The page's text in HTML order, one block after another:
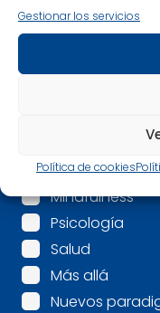
Gestionar los servicios
Política de cookies
Nombre*
Espiritualidad
Mindfulness
Psicología
Salud
Más allá
Nuevos